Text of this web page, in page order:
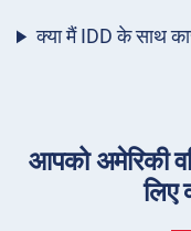
क्या मैं IDD के साथ
आपको अमेरिकी
लिए